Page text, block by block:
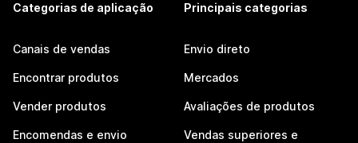
Categorias de aplicação
Canais de vendas
Encontrar produtos
Vender produtos
Encomendas e envio
Principais categorias
Envio direto
Mercados
Avaliações de produtos
Vendas superiores e